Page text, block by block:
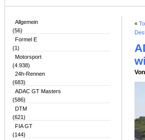
Allgemein
(56)
Formel E
(1)
Motorsport
(4.938)
24h-Rennen
(683)
ADAC GT Masters
(586)
DTM
(621)
FIA GT
(144)
«
Von